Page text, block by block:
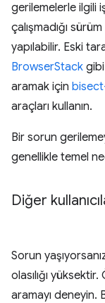
gerilemelerle ilgili
çalışmadığı
yapılabilir. Eski
BrowserStack
aramak için
araçları kullanın.
Bir sorun
genellikle temel
Diğer
Sorun
olasılığı
aramayı